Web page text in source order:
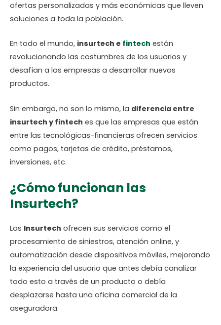
ofertas personalizadas y más económicas que lleven
soluciones a toda la población.
En todo el mundo, insurtech e fintech están
revolucionando las costumbres de los usuarios y
desafían a las empresas a desarrollar nuevos
productos.
Sin embargo, no son lo mismo, la diferencia entre
insurtech y fintech es que las empresas que están
entre las tecnológicas-financieras ofrecen servicios
como pagos, tarjetas de crédito, préstamos,
inversiones, etc.
¿Cómo funcionan las
Insurtech?
Las Insurtech ofrecen sus servicios como el
procesamiento de siniestros, atención online, y
automatización desde dispositivos móviles, mejorando
la experiencia del usuario que antes debía canalizar
todo esto a través de un producto o debía
desplazarse hasta una oficina comercial de la
aseguradora.